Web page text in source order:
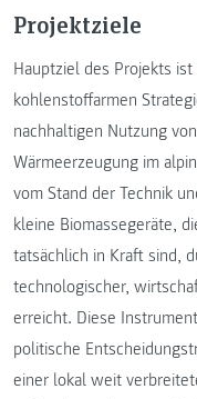
Projektziele
Hauptziel des Projekts
kohlenstoffarmen
nachhaltigen Nutzung
Wärmeerzeugung im
vom Stand der Technik
kleine Biomassegeräte,
tatsächlich in Kraft sind,
technologischer,
erreicht. Diese
politische
einer lokal weit